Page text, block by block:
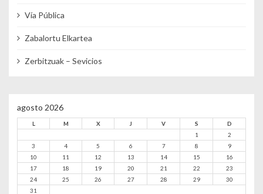
Vía Pública
Zabalortu Elkartea
Zerbitzuak – Sevicios
agosto 2026
L M X J V S
D
1
2
3
4 5 6 7 8
9
10
11 12 13 14 15
16
17
18 19 20 21 22
23
24
25 26 27 28 29
30
31